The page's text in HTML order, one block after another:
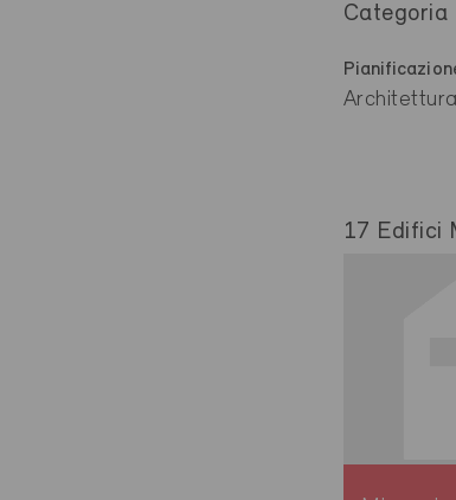
Categoria
Architettura
17 Edifici